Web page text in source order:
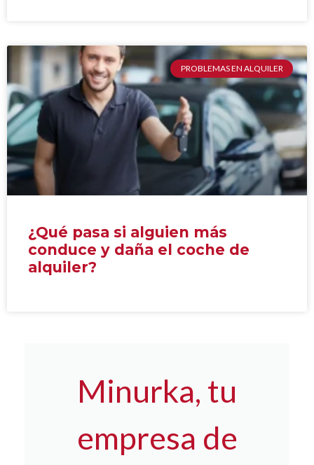
PROBLEMAS EN ALQUILER
¿Qué pasa si alguien más
conduce y daña el coche de
alquiler?
Minurka, tu
empresa de